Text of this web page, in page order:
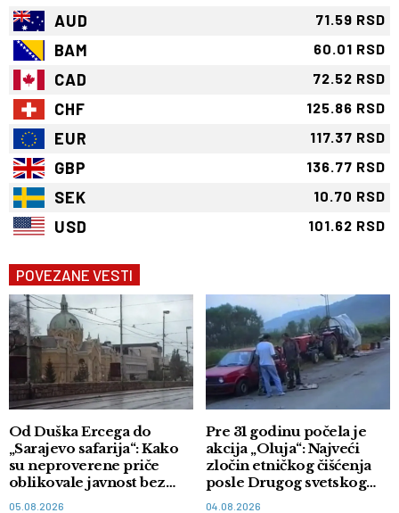
AUD 71.59 RSD
BAM 60.01 RSD
CAD 72.52 RSD
CHF 125.86 RSD
EUR 117.37 RSD
GBP 136.77 RSD
SEK 10.70 RSD
USD 101.62 RSD
POVEZANE VESTI
Od Duška Ercega do
„Sarajevo safarija“: Kako
su neproverene priče
oblikovale javnost bez
dokaza
05.08.2026
Pre 31 godinu počela je
akcija „Oluja“: Najveći
zločin etničkog čišćenja
posle Drugog svetskog
rata
04.08.2026